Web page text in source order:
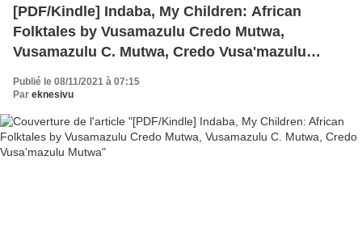
[PDF/Kindle] Indaba, My Children: African
Folktales by Vusamazulu Credo Mutwa,
Vusamazulu C. Mutwa, Credo Vusa'mazulu
Mutwa
Publié le 08/11/2021 à 07:15
Par eknesivu